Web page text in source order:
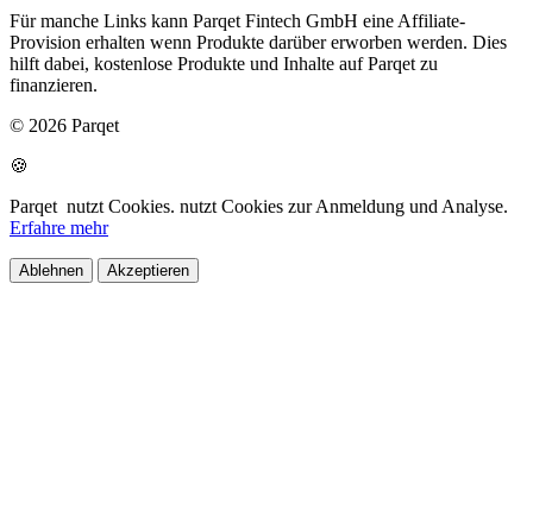
Für manche Links kann Parqet Fintech GmbH eine Affiliate-
Provision erhalten wenn Produkte darüber erworben werden. Dies
hilft dabei, kostenlose Produkte und Inhalte auf Parqet zu
finanzieren.
© 2026 Parqet
🍪
Parqet nutzt Cookies. nutzt Cookies zur Anmeldung und Analyse.
Erfahre mehr
Ablehnen Akzeptieren